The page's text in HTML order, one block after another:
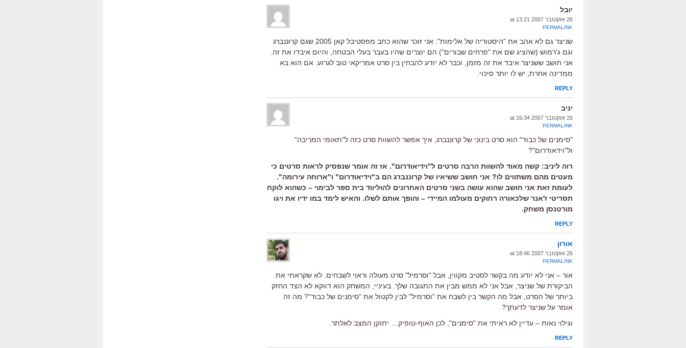
יובל
26 אוקטובר 2007 at 13:21
PERMALINK
שניצר גם לא אהב את "היסטוריה של אלימות". אני זוכר שהוא כתב מפסטיבל קאן 2005 שגם קרוננברג
וגם ג'רמוש (שהציג שם את "פרחים שבורים") הם יוצרים שהיו בעבר בעלי הבטחה, והיום איבדו את זה.
אני חושב ששניצר איבד את זה מזמן, וכבר לא יודע להבחין בין סרט אמריקאי טוב לגרוע. אם הוא בא
ממדינה אחרת, יש לו יותר סיכוי.
REPLY
יניב
26 אוקטובר 2007 at 16:34
PERMALINK
"סימנים של כבוד" הוא סרט בינוני של קרוננברג, איך אפשר להשוות סרט כזה ל"תאומי המריבה"
ול"וידאודרום"?
רוה ליניב: קשה מאוד להשוות הרבה סרטים ל"וידיאודרום". אז זה אומר שנפסיק לראות סרטים כי
מעטים מהם משתווים לו? אני חושב ששיאיו של קרוננברג הם ב"וידיאודרום" ו"ארוחה עירומה".
לעומת זאת אני חושב שהוא עושה בשני סרטים האחרונים להוליווד בית ספר לבימוי – כשהוא לוקח
תסריטי ז'אנר שלכאורה רחוקים מעולמו המיידי – והופך אותם לשלו. והאיש לימד במו ידיו את ויגו
מורטנסן משחק.
REPLY
אורון
26 אוקטובר 2007 at 18:46
PERMALINK
אור – אני לא יודע מה בקשר לסטיב מקווין, אבל "וסרמיל" סרט מעולה וראוי לשבחים. לא שקראתי את
הביקורת של שניצר, אבל אני לא ממש מבין את התגובה שלך. בעיניי, המשחק הוא דווקא לא הצד החזק
ביותר של הסרט, אבל מה הקשר בין לשבח את "וסרמיל" לבין לקטול את "סימנים של כבוד"? מה זה
אומר על שניצר לדעתך?
וגילוי נאות – עדיין לא ראיתי את "סימנים", לכן האוף-טופיק… יתוקן המצב לאלתר.
REPLY